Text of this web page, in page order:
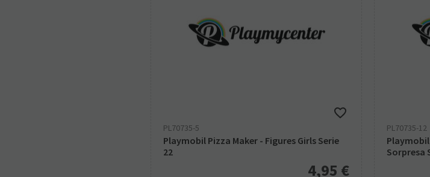
PL70735-5
Playmobil Pizza Maker - Figures Girls Serie
22
4,95 €
PL70735-12
Sorpresa